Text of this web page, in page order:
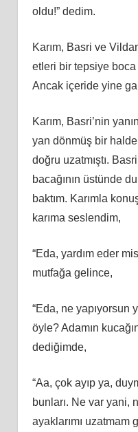
oldu!” dedim.
Karım, Basri ve
etleri bir tepsiye
Ancak içeride yine
Karım, Basri’nin
yan dönmüş bir halde
doğru uzatmıştı.
bacağının üstünde
baktım. Karımla
karıma seslendim,
“Eda, yardım eder
mutfağa gelince,
“Eda, ne yapıyorsun
öyle? Adamın
dediğimde,
“Aa, çok ayıp ya,
bunları. Ne var yani,
ayaklarımı uzatmam